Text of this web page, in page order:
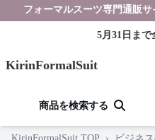
フォーマルスーツ専門通販
5月31日ま
KirinFormalSuit
商品を検索する